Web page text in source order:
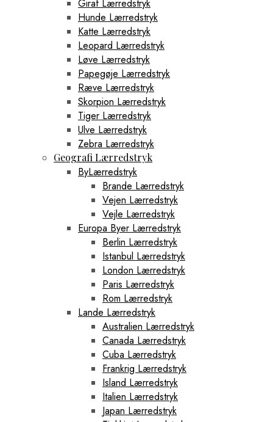
Giraf Lærredstryk
Hunde Lærredstryk
Katte Lærredstryk
Leopard Lærredstryk
Løve Lærredstryk
Papegøje Lærredstryk
Ræve Lærredstryk
Skorpion Lærredstryk
Tiger Lærredstryk
Ulve Lærredstryk
Zebra Lærredstryk
Geografi Lærredstryk
ByLærredstryk
Brande Lærredstryk
Vejen Lærredstryk
Vejle Lærredstryk
Europa Byer Lærredstryk
Berlin Lærredstryk
Istanbul Lærredstryk
London Lærredstryk
Paris Lærredstryk
Rom Lærredstryk
Lande Lærredstryk
Australien Lærredstryk
Canada Lærredstryk
Cuba Lærredstryk
Frankrig Lærredstryk
Island Lærredstryk
Italien Lærredstryk
Japan Lærredstryk